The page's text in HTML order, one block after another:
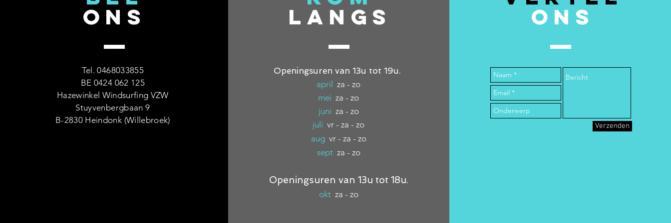
ONS
Tel. 0468033855
BE 0424 062 125
Hazewinkel Windsurfing VZW
Stuyvenbergbaan 9
B-2830 Heindonk (Willebroek)
LANGS
Openingsuren van 13u tot 19u.
april za - zo
mei za - zo
juni za - zo
juli vr - za - zo
augvr - za - zo
sept za - zo
Openingsuren van 13u tot 18u.
okt za - zo
ONS
Verzenden